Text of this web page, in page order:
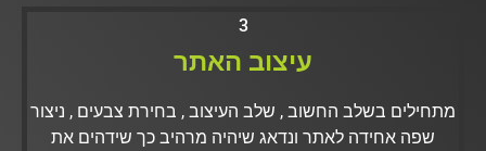
3
עיצוב האתר
מתחילים בשלב החשוב , שלב העיצוב , בחירת צבעים , ניצור
שפה אחידה לאתר ונדאג שיהיה מרהיב כך שידהים את